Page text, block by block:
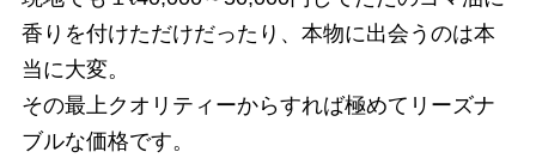
香りを付けただけだったり、本物に出会うのは本
当に大変。
その最上クオリティーからすれば極めてリーズナ
ブルな価格です。